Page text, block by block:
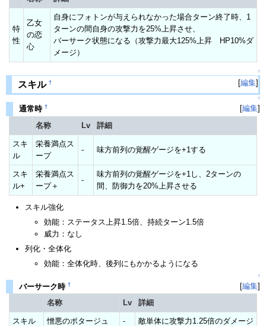
特
性
乙女
の恋
心
自身にフォトンが与えられなかった場合ターン終了時、1
ターンの間自身の攻撃力を25%上昇させ、
バーサーク状態になる（攻撃力最大125%上昇 HP10%ダ
メージ）
↑
スキル † [編集]
↑
通常時 † [編集]
名称
Lv 詳細
スキ
ル
栄養満点ス
ープ
- 味方前列の覚醒ゲージを+1する
スキ
ル+
栄養満点ス
ープ＋
-
味方前列の覚醒ゲージを+1し、2ターンの
間、防御力を20%上昇させる
スキル強化
効能：ステータス上昇1.5倍、持続ターン1.5倍
威力：なし
列化・全体化
効能：全体化時、後列にもかかるようになる
↑
バーサーク時 † [編集]
名称
Lv 詳細
スキル 憎悪のポタージュ - 敵単体に攻撃力1.25倍のダメージ